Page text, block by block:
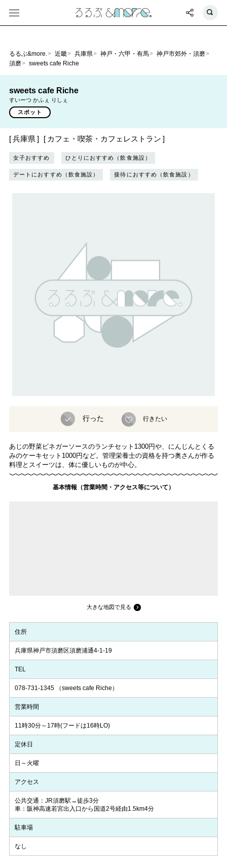
るるぶ&more. 近畿 兵庫県 神戸・六甲・有馬
神戸市郊外・須磨
須磨
sweets cafe Riche
sweets cafe Riche
すいーつ かふぇ りしぇ
スポット
兵庫県 カフェ・喫茶・カフェレストラン
女子おすすめ ひとりにおすすめ（飲食施設）
デートにおすすめ（飲食施設） 接待におすすめ（飲食施設）
行った 行きたい
あじの野菜ビネガーソースのランチセット1300円や、にんじんとくる
みのケーキセット1000円など。管理栄養士の資格を持つ奥さんが作る
料理とスイーツは、体に優しいものが中心。
基本情報（営業時間・アクセス等について）
大きな地図で見る
住所
兵庫県神戸市須磨区須磨浦通4-1-19
TEL
078-731-1345（sweets cafe Riche）
営業時間
11時30分～17時(フードは16時LO)
定休日
日～火曜
アクセス
公共交通：JR須磨駅→徒歩3分
車：阪神高速若宮出入口から国道2号経由1.5km4分
駐車場
なし